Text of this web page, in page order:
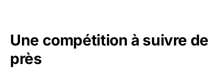
Une compétition à suivre de
près